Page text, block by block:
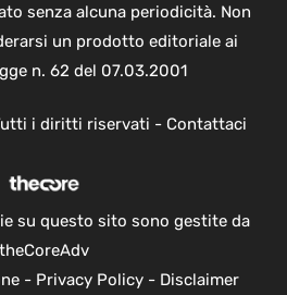
senza alcuna periodicità. Non
un prodotto editoriale ai
n. 62 del 07.03.2001
i diritti riservati - Contattaci
su questo sito sono gestite da
theCoreAdv
- Privacy Policy- Disclaimer